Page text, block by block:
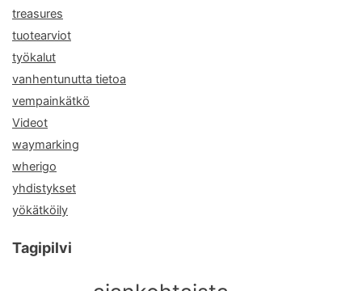
treasures
tuotearviot
työkalut
vanhentunutta tietoa
vempainkätkö
Videot
waymarking
wherigo
yhdistykset
yökätköily
Tagipilvi